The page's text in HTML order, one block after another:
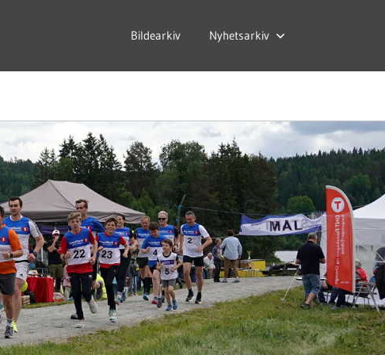
Bildearkiv Nyhetsarkiv